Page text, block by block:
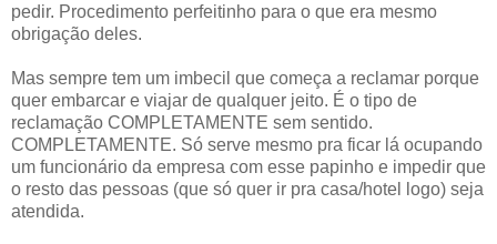
pedir. Procedimento perfeitinho para o que era mesmo
obrigação deles.
Mas sempre tem um imbecil que começa a reclamar porque
quer embarcar e viajar de qualquer jeito. É o tipo de
reclamação COMPLETAMENTE sem sentido.
COMPLETAMENTE. Só serve mesmo pra ficar lá ocupando
um funcionário da empresa com esse papinho e impedir que
o resto das pessoas (que só quer ir pra casa/hotel logo) seja
atendida.